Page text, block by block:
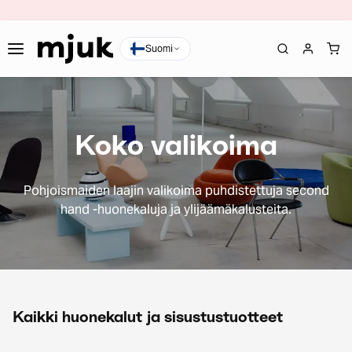
Suomi
Koko valikoima
Pohjoismaiden laajin valikoima puhdistettuja second
hand -huonekaluja ja ylijäämäkalusteita.
Kaikki huonekalut ja sisustustuotteet